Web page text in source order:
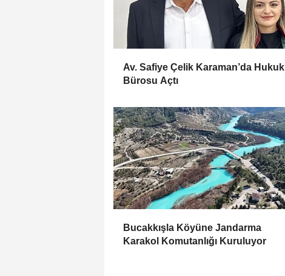
Av. Safiye Çelik Karaman’da Hukuk
Bürosu Açtı
Bucakkışla Köyüne Jandarma
Karakol Komutanlığı Kuruluyor